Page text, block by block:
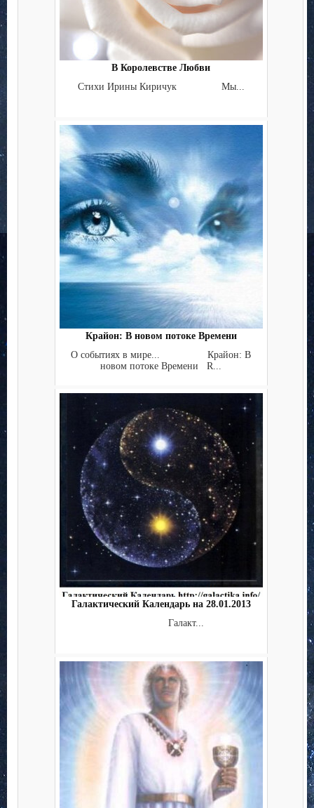
В Королевстве Любви
Стихи Ирины Киричук Мы...
Крайон: В новом потоке Времени
О событиях в мире... Крайон: В
новом потоке Времени R...
Галактический Календарь на 28.01.2013
Галакт...